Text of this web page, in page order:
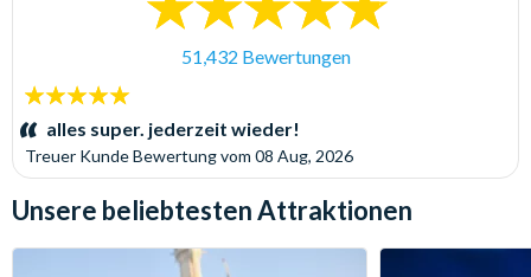
51,432 Bewertungen
5
Sterne:alles super. jederzeit wieder!
Treuer KundeBewertung vom 08 Aug, 2026
Unsere beliebtesten Attraktionen